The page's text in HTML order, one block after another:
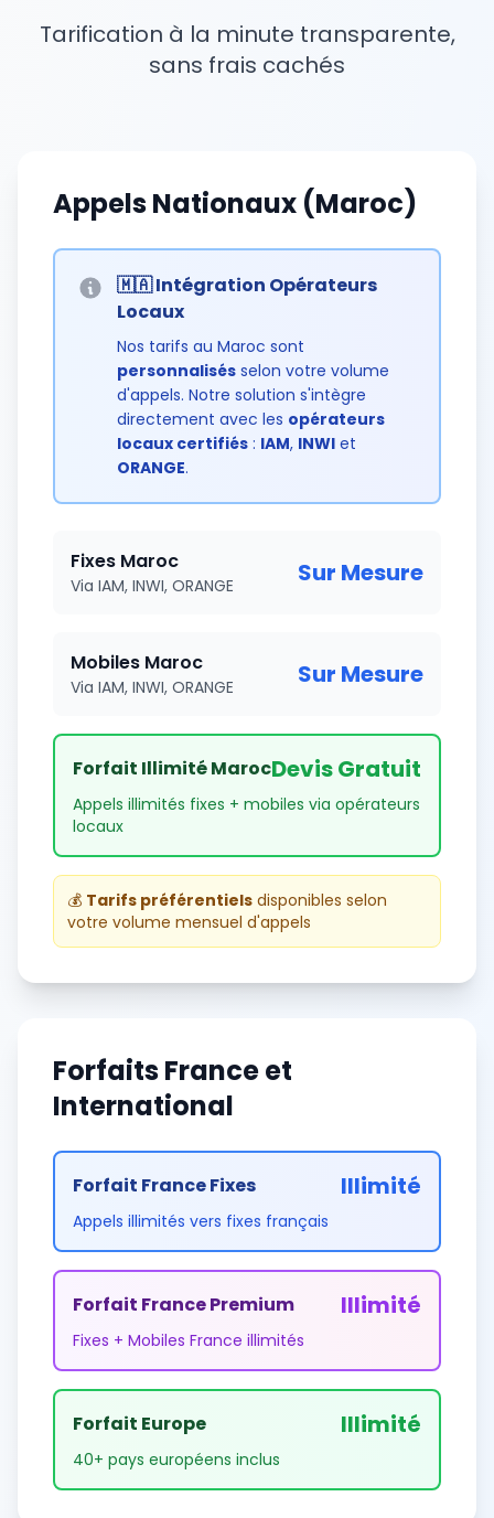
Tarification à la minute transparente,
sans frais cachés
Appels Nationaux (Maroc)
🇲🇦 Intégration Opérateurs
Locaux
Nos tarifs au Maroc sont
personnalisés selon votre volume
d'appels. Notre solution s'intègre
directement avec les opérateurs
locaux certifiés : IAM, INWI et
ORANGE.
Fixes Maroc
Via IAM, INWI, ORANGE Sur Mesure
Mobiles Maroc
Via IAM, INWI, ORANGE Sur Mesure
Forfait Illimité MarocDevis Gratuit
Appels illimités fixes + mobiles via opérateurs
locaux
💰 Tarifs préférentiels disponibles selon
votre volume mensuel d'appels
Forfaits France et
International
Forfait France Fixes Illimité
Appels illimités vers fixes français
Forfait France Premium Illimité
Fixes + Mobiles France illimités
Forfait Europe Illimité
40+ pays européens inclus